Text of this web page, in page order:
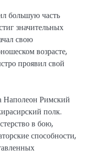
большую часть
значительных
свою
возрасте,
проявил свой
Наполеон Римский
полк.
в бою,
способности,